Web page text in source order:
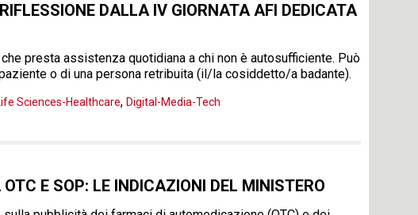
DALLA IV GIORNATA AFI DEDICATA
presta assistenza quotidiana a chi non è autosufficiente. Può
o di una persona retribuita (il/la cosiddetto/a badante).
Sciences-Healthcare, Digital-Media-Tech
E SOP: LE INDICAZIONI DEL MINISTERO